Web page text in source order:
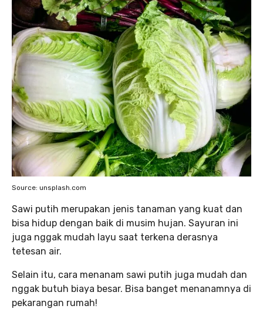
Source: unsplash.com
Sawi putih merupakan jenis tanaman yang kuat dan
bisa hidup dengan baik di musim hujan. Sayuran ini
juga nggak mudah layu saat terkena derasnya
tetesan air.
Selain itu, cara menanam sawi putih juga mudah dan
nggak butuh biaya besar. Bisa banget menanamnya di
pekarangan rumah!